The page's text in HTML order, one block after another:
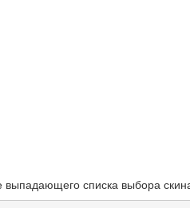
выпадающего списка выбора